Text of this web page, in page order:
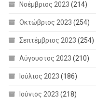
Νοέμβριος 2023 (214)
Οκτώβριος 2023 (254)
Σεπτέμβριος 2023 (254)
Αύγουστος 2023 (210)
Ιούλιος 2023 (186)
Ιούνιος 2023 (218)